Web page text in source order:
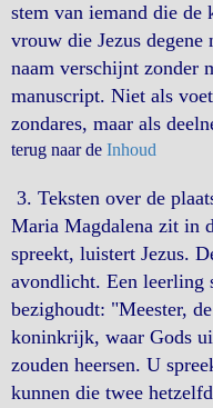
stem van iemand die de
vrouw die Jezus
naam verschijnt zonder
manuscript. Niet als
zondares, maar als
terug naar de Inhoud
3. Teksten over de
Maria Magdalena zit in
spreekt, luistert Jezus.
avondlicht. Een leerling
bezighoudt: "Meester,
koninkrijk, waar Gods
zouden heersen. U
kunnen die twee